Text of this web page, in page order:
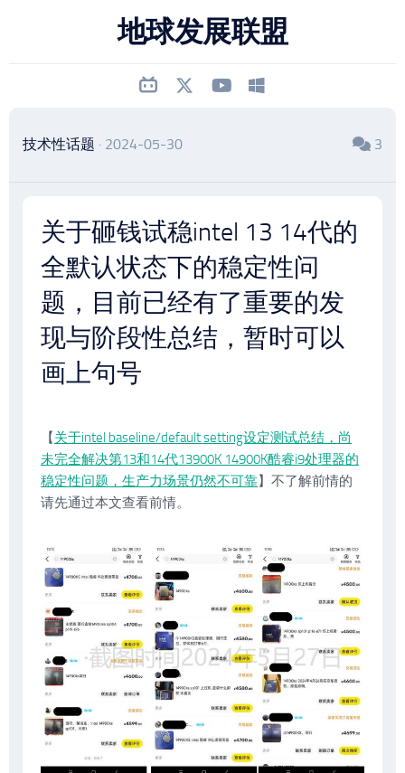
地球发展联盟
技术性话题 · 2024-05-30 3
关于砸钱试稳intel 13 14代的
全默认状态下的稳定性问
题，目前已经有了重要的发
现与阶段性总结，暂时可以
画上句号
【关于intel baseline/default setting设定测试总结，尚
未完全解决第13和14代13900K 14900K酷睿i9处理器的
稳定性问题，生产力场景仍然不可靠】不了解前情的
请先通过本文查看前情。